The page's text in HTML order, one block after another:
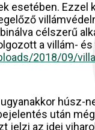
esetében. Ezzel
célszerű
a villám-
2018/09/
húsz-
után
jelzi az idei